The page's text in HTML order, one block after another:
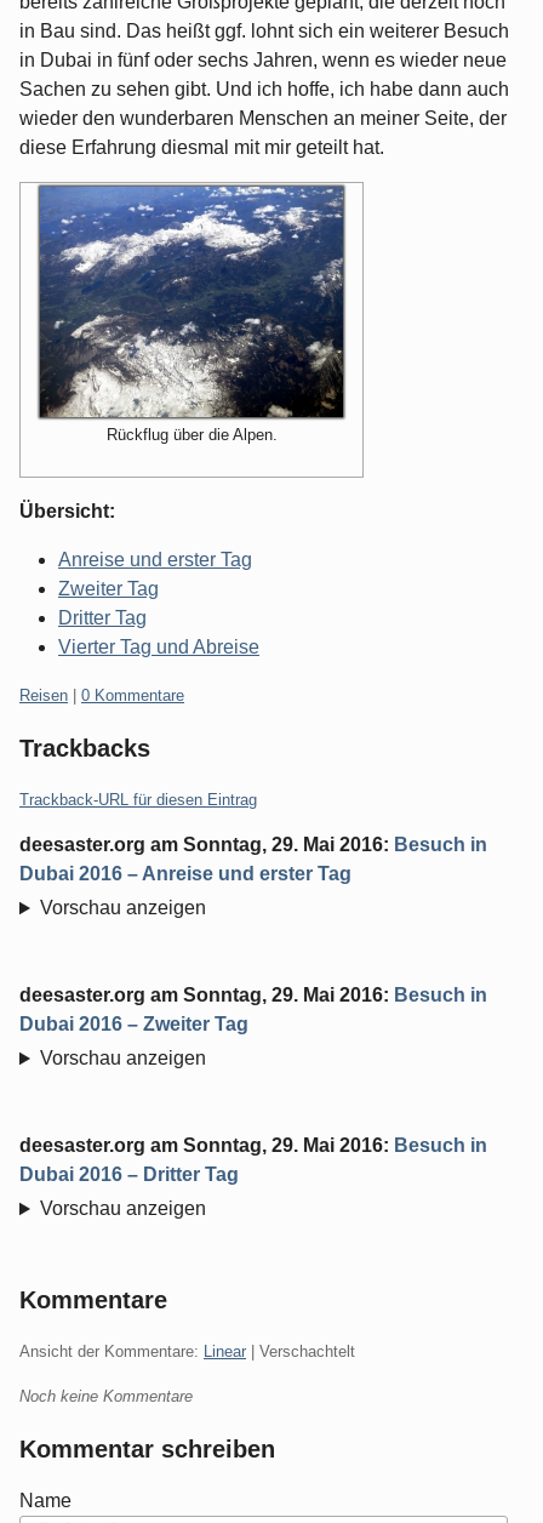
in Bau sind. Das heißt ggf. lohnt sich ein weiterer Besuch
in Dubai in fünf oder sechs Jahren, wenn es wieder neue
Sachen zu sehen gibt. Und ich hoffe, ich habe dann auch
wieder den wunderbaren Menschen an meiner Seite, der
diese Erfahrung diesmal mit mir geteilt hat.
Rückflug über die Alpen.
Übersicht:
Anreise und erster Tag
Zweiter Tag
Dritter Tag
Vierter Tag und Abreise
Kategorien:
Reisen 0 Kommentare
Trackbacks
Trackback-URL für diesen Eintrag
deesaster.org am Sonntag, 29. Mai 2016: Besuch in
Dubai 2016 – Anreise und erster Tag
Vorschau anzeigen
deesaster.org am Sonntag, 29. Mai 2016: Besuch in
Dubai 2016 – Zweiter Tag
Vorschau anzeigen
deesaster.org am Sonntag, 29. Mai 2016: Besuch in
Dubai 2016 – Dritter Tag
Vorschau anzeigen
Kommentare
Ansicht der Kommentare: Linear | Verschachtelt
Noch keine Kommentare
Kommentar schreiben
Name